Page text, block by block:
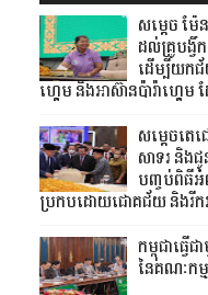
សម្តេច ម៉
ដល់គ្រូបង្វឹ
ដើម្បីយកជ័
ហ្គេម និងអាស៊ានប៉ារ៉ាហ្គេម ដ
សម្ដេចតេ
សាទរ និងជូ
បញ្ចប់ពិធី
ប្រកបដោយជោគជ័យ និងរីករ
កម្ពុជាធ្វើ
នៃគណៈកម្ម